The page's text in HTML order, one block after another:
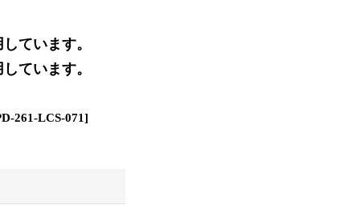
ています。
ています。
261-LCS-071]